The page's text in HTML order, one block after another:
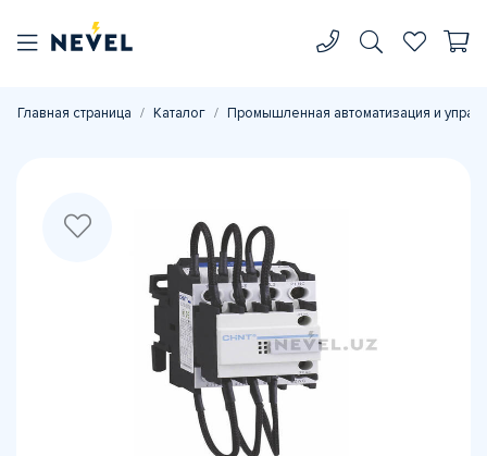
Главная страница Каталог Промышленная автоматизация и